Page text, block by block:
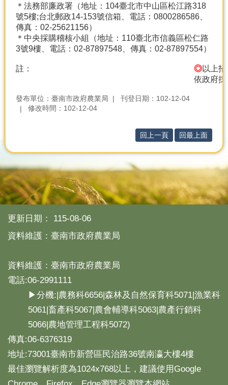
＊法務部廉政署（地址：104臺北市中山區松江路318
號5樓;台北郵政14-153號信箱、電話：0800286586、
傳真：02-25621156）
＊中央採購稽核小組（地址：110臺北市信義區松仁路
3號9樓、電話：02-87897548、傳真：02-87897554）
註： ◎以上
依政府
發布單位：臺南市政府農業局
刊登日期：102-12-04
修改時間：102-12-04
回上一頁 回最上面
更新日期：
115-08-06
資料維護：臺南市政府農業局
資料維護：臺南市政府農業局
電話:06-2991111
▶分機:|農務科6656|森林及自然保育科5071|漁業科
5061|畜產科5067|農會輔導科5063|農產行銷科
5066|農地管理工程科5072)
傳真:06-6376319
地址:73001臺南市新營區民治路36號南瀛大樓4樓
最佳瀏覽解析度為1024x768以上，建議使用Google